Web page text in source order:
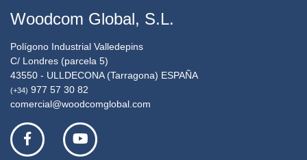
Woodcom Global, S.L.
Polígono Industrial Valledepins
C/ Londres (parcela 5)
43550 - ULLDECONA (Tarragona) ESPAÑA
(+34) 977 57 30 82
comercial@woodcomglobal.com